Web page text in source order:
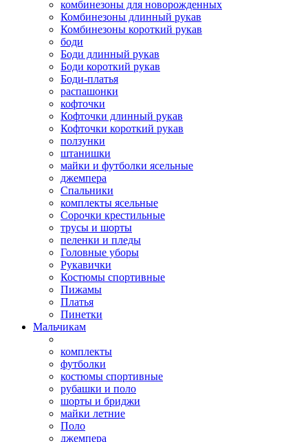
комбинезоны для новорожденных
Комбинезоны длинный рукав
Комбинезоны короткий рукав
боди
Боди длинный рукав
Боди короткий рукав
Боди-платья
распашонки
кофточки
Кофточки длинный рукав
Кофточки короткий рукав
ползунки
штанишки
майки и футболки ясельные
джемпера
Спальники
комплекты ясельные
Сорочки крестильные
трусы и шорты
пеленки и пледы
Головные уборы
Рукавички
Костюмы спортивные
Пижамы
Платья
Пинетки
Мальчикам
комплекты
футболки
костюмы спортивные
рубашки и поло
шорты и бриджи
майки летние
Поло
джемпера